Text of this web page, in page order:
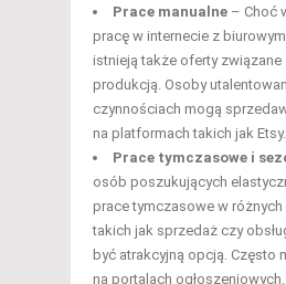
Prace manualne – Choć
pracę w internecie z
istnieją także oferty związane
produkcją. Osoby
czynnościach mogą
na platformach takich jak Etsy.
Prace tymczasowe i
osób poszukujących
prace tymczasowe w różnych
takich jak sprzedaż czy
być atrakcyjną opcją. Często
na portalach ogłoszeniowych.